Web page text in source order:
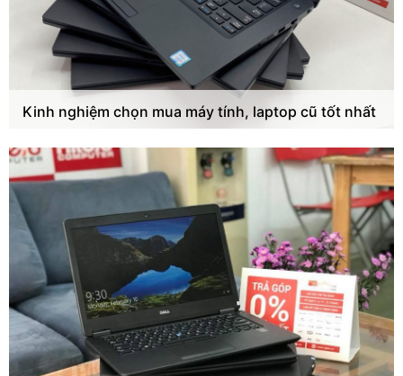
Kinh nghiệm chọn mua máy tính, laptop cũ tốt nhất